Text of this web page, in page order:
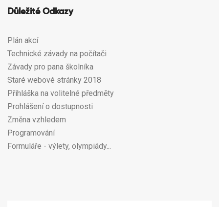
Důležité Odkazy
Plán akcí
Technické závady na počítači
Závady pro pana školníka
Staré webové stránky 2018
Přihláška na volitelné předměty
Prohlášení o dostupnosti
Změna vzhledem
Programování
Formuláře - výlety, olympiády...